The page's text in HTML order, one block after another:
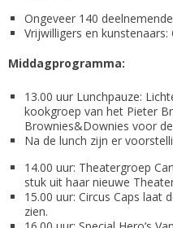
Ongeveer 140
Vrijwilligers en
Middagprogramma:
13.00 uur Lunchpauze:
kookgroep van het Pieter
Brownies&Downies voor
Na de lunch zijn er
14.00 uur: Theatergroep
stuk uit haar nieuwe
15.00 uur: Circus Caps laat
zien.